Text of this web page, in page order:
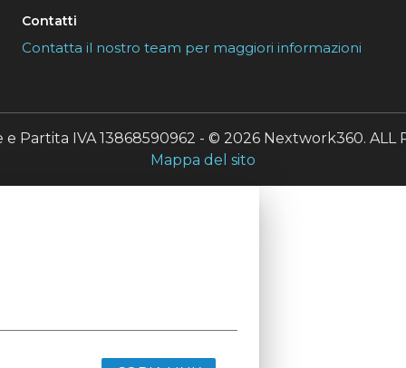
Contatti
Contatta il nostro team per maggiori informazioni
Partita IVA 13868590962 - © 2026 Nextwork360. ALL
Mappa del sito